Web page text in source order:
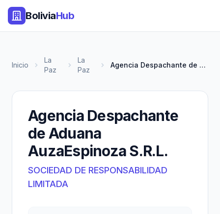
BoliviaHub
Inicio
La
Paz
La
Paz
Agencia Despachante de Aduana...
Agencia Despachante
de Aduana
AuzaEspinoza S.R.L.
SOCIEDAD DE RESPONSABILIDAD
LIMITADA